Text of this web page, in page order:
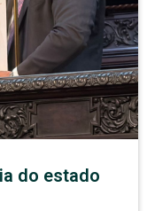
do estado